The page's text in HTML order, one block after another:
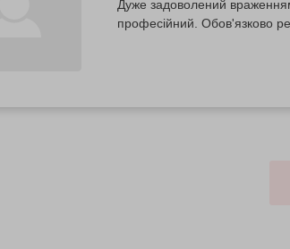
Дуже задоволений
професійний. Обов'язково